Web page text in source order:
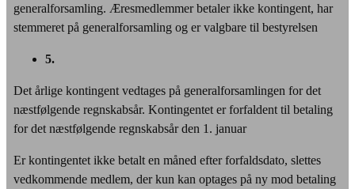
generalforsamling. Æresmedlemmer betaler ikke kontingent, har
stemmeret på generalforsamling og er valgbare til bestyrelsen
5.
Det årlige kontingent vedtages på generalforsamlingen for det
næstfølgende regnskabsår. Kontingentet er forfaldent til betaling
for det næstfølgende regnskabsår den 1. januar
Er kontingentet ikke betalt en måned efter forfaldsdato, slettes
vedkommende medlem, der kun kan optages på ny mod betaling